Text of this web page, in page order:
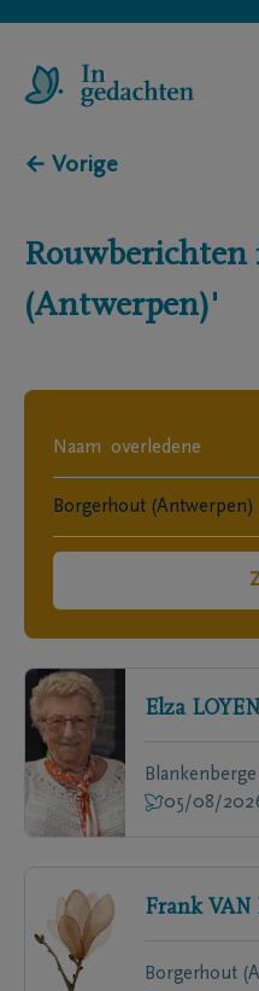
← Vorige
Rouwberichten
(Antwerpen)'
Elza LOYEN
05/08/
Frank VAN
Borgerhout